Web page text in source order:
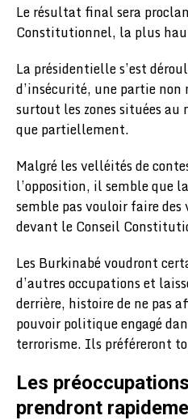
Le résultat final sera
Constitutionnel, la plus
La présidentielle s’est
d’insécurité, une partie non
surtout les zones situées
que partiellement.
Malgré les velléités de
l’opposition, il semble que
semble pas vouloir faire des
devant le Conseil
Les Burkinabé voudront
d’autres occupations et
derrière, histoire de ne pas
pouvoir politique engagé
terrorisme. Ils préféreront
Les
prendront